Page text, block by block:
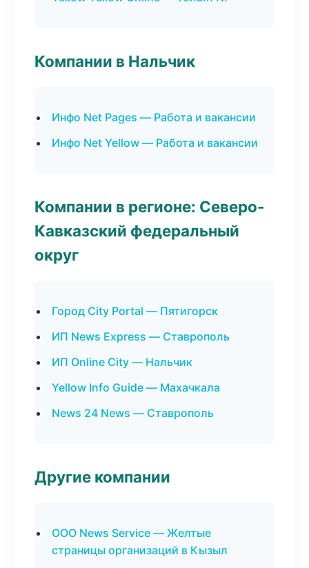
Компании в Нальчик
Инфо Net Pages — Работа и вакансии
Инфо Net Yellow — Работа и вакансии
Компании в регионе: Северо-
Кавказский федеральный
округ
Город City Portal — Пятигорск
ИП News Express — Ставрополь
ИП Online City — Нальчик
Yellow Info Guide — Махачкала
News 24 News — Ставрополь
Другие компании
ООО News Service — Желтые
страницы организаций в Кызыл